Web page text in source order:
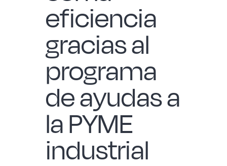
eficiencia
gracias al
programa
de ayudas a
la PYME
industrial